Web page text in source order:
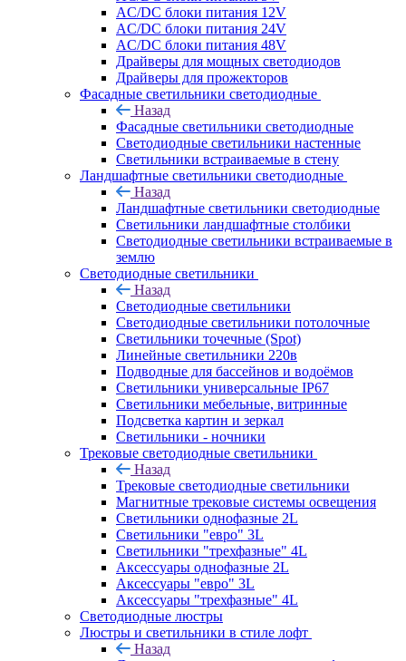
AC/DC блоки питания 12V
AC/DC блоки питания 24V
AC/DC блоки питания 48V
Драйверы для мощных светодиодов
Драйверы для прожекторов
Фасадные светильники светодиодные
Назад
Фасадные светильники светодиодные
Светодиодные светильники настенные
Светильники встраиваемые в стену
Ландшафтные светильники светодиодные
Назад
Ландшафтные светильники светодиодные
Светильники ландшафтные столбики
Светодиодные светильники встраиваемые в
землю
Светодиодные светильники
Назад
Светодиодные светильники
Светодиодные светильники потолочные
Светильники точечные (Spot)
Линейные светильники 220в
Подводные для бассейнов и водоёмов
Светильники универсальные IP67
Светильники мебельные, витринные
Подсветка картин и зеркал
Светильники - ночники
Трековые светодиодные светильники
Назад
Трековые светодиодные светильники
Магнитные трековые системы освещения
Светильники однофазные 2L
Светильники "евро" 3L
Светильники "трехфазные" 4L
Аксессуары однофазные 2L
Аксессуары "евро" 3L
Аксессуары "трехфазные" 4L
Светодиодные люстры
Люстры и светильники в стиле лофт
Назад